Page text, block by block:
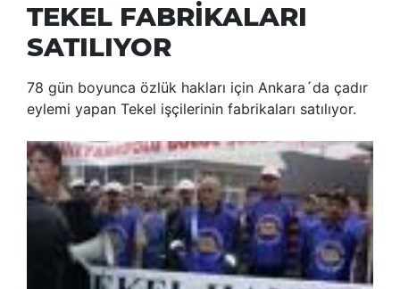
TEKEL FABRİKALARI
SATILIYOR
78 gün boyunca özlük hakları için Ankara´da çadır
eylemi yapan Tekel işçilerinin fabrikaları satılıyor.